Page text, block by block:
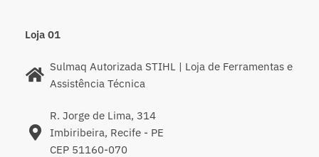
Loja 01
Sulmaq Autorizada STIHL | Loja de Ferramentas e
Assistência Técnica
R. Jorge de Lima, 314
Imbiribeira, Recife - PE
CEP 51160-070